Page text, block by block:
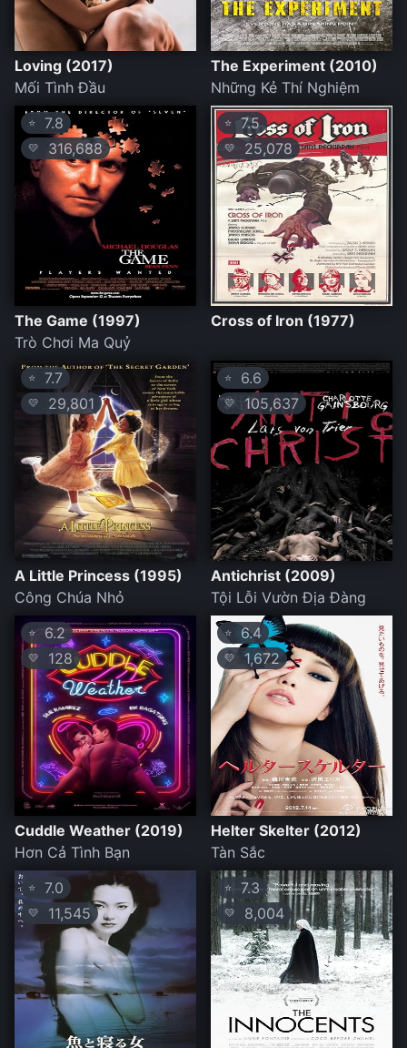
Loving (2017)
Mối Tình Đầu
The Experiment (2010)
Những Kẻ Thí Nghiệm
⭐ 7.8
💛 316,688
The Game (1997)
Trò Chơi Ma Quỷ
⭐ 7.5
💛 25,078
Cross of Iron (1977)
⭐ 7.7
💛 29,801
A Little Princess (1995)
Công Chúa Nhỏ
⭐ 6.6
💛 105,637
Antichrist (2009)
Tội Lỗi Vườn Địa Đàng
⭐ 6.2
💛 128
Cuddle Weather (2019)
Hơn Cả Tình Bạn
⭐ 6.4
💛 1,672
Helter Skelter (2012)
Tàn Sắc
⭐ 7.0
💛 11,545
⭐ 7.3
💛 8,004